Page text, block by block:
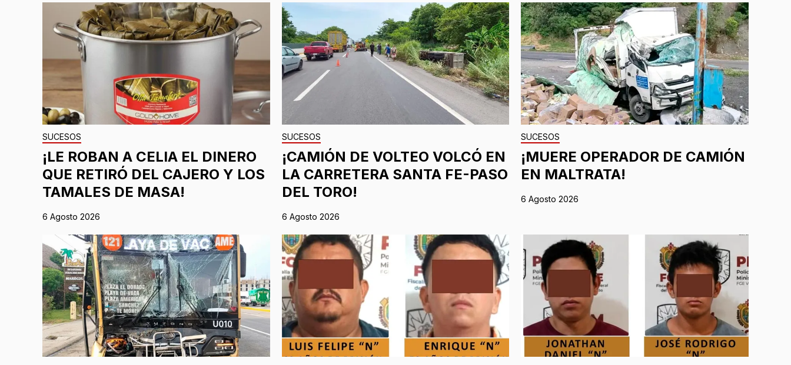
SUCESOS
¡LE ROBAN A CELIA EL DINERO
QUE RETIRÓ DEL CAJERO Y LOS
TAMALES DE MASA!
6 Agosto 2026
SUCESOS
¡CAMIÓN DE VOLTEO VOLCÓ EN
LA CARRETERA SANTA FE-PASO
DEL TORO!
6 Agosto 2026
SUCESOS
¡MUERE OPERADOR DE CAMIÓN
EN MALTRATA!
6 Agosto 2026